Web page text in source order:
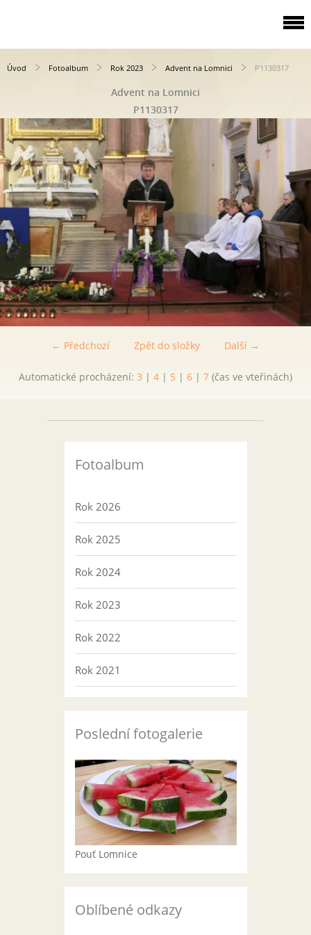
Úvod Fotoalbum Rok 2023 Advent na Lomnici P1130317
Advent na Lomnici
P1130317
← Předchozí Další →
Zpět do složky
Automatické procházení: 3 | 4 | 5 | 6 | 7 (čas ve vteřinách)
Fotoalbum
Rok 2026
Rok 2025
Rok 2024
Rok 2023
Rok 2022
Rok 2021
Poslední fotogalerie
Pouť Lomnice
Oblíbené odkazy